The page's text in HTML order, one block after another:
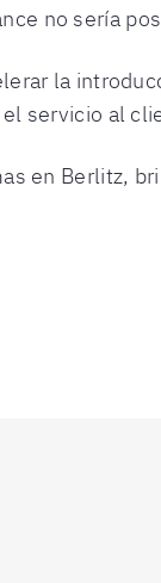
no sería
la
servicio al
en Berlitz,